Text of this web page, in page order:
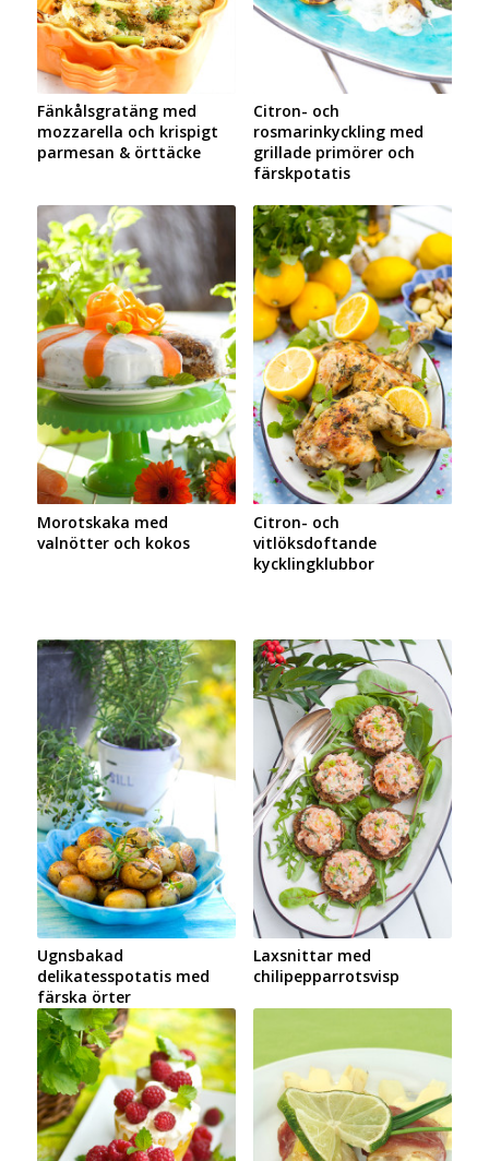
Fänkålsgratäng med
mozzarella och krispigt
parmesan & örttäcke
Citron- och
rosmarinkyckling med
grillade primörer och
färskpotatis
Morotskaka med
valnötter och kokos
Citron- och
vitlöksdoftande
kycklingklubbor
Ugnsbakad
delikatesspotatis med
färska örter
Laxsnittar med
chilipepparrotsvisp